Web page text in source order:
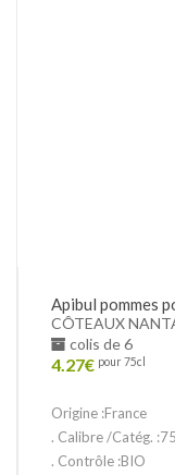
Apibul pommes
CÔTEAUX
colis de 6
4.27€ pour 75cl
Origine :France
. Calibre /Catég.
. Contrôle :BIO